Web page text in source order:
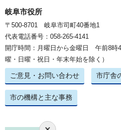
岐阜市役所
〒500-8701 岐阜市司町40番地1
代表電話番号：058-265-4141
開庁時間：月曜日から金曜日 午前8時
曜・日曜・祝日・年末年始を除く）
ご意見・お問い合わせ 市庁舎
市の機構と主な事務